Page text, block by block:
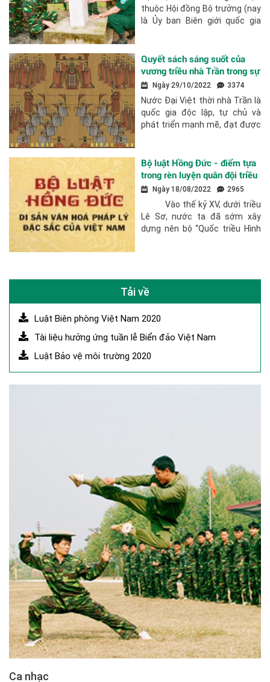
thuộc Hội đồng Bộ trưởng (nay
là Ủy ban Biên giới quốc gia
năm trước đây không phải là
ngày lễ lớn so với...
Quyết sách sáng suốt của
vương triều nhà Trần trong sự
nghiệp dựng nước và giữ
nước
Ngày 29/10/2022 3374
Nước Đại Việt thời nhà Trần là
quốc gia độc lập, tự chủ và
phát triển mạnh mẽ, đạt được
tế, văn hóa, xã hội. Có...
Bộ luật Hồng Đức - điểm tựa
trong rèn luyện quân đội triều
Lê SơNgày 18/08/2022 2965
Vào thế kỷ XV, dưới triều
Lê Sơ, nước ta đã sớm xây
dựng nên bộ “Quốc triều Hình
Tải về
Luật Biên phòng Việt Nam 2020
Tài liệu hưởng ứng tuần lễ Biển đảo Việt Nam
Luật Bảo vệ môi trường 2020
Ca nhạc